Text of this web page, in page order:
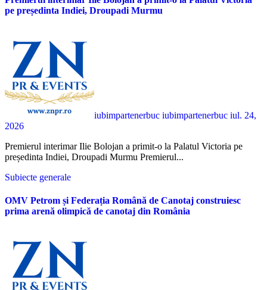
pe președinta Indiei, Droupadi Murmu
iubimpartenerbuc iubimpartenerbuc iul. 24,
2026
Premierul interimar Ilie Bolojan a primit-o la Palatul Victoria pe
președinta Indiei, Droupadi Murmu Premierul...
Subiecte generale
OMV Petrom și Federația Română de Canotaj construiesc
prima arenă olimpică de canotaj din România